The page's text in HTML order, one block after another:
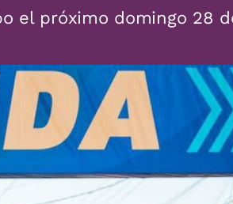
el próximo domingo 28